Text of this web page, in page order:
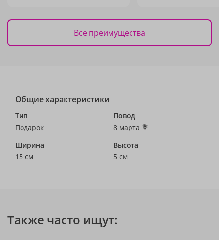
Все преимущества
Общие характеристики
Тип
Подарок
Повод
8 марта 💐
Ширина
15 см
Высота
5 см
Также часто ищут: